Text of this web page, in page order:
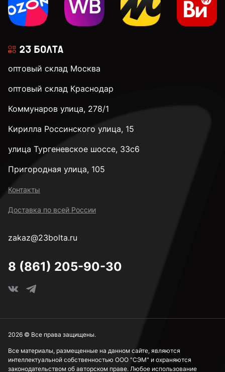
оптовый склад Москва
оптовый склад Краснодар
Коммунаров улица, 278/1
Кирилла Россинского улица, 15
улица Тургеневское шоссе, 33с6
Пригородная улица, 105
Контакты
Доставка по всей России
zakaz@23bolta.ru
8 (861) 205-90-30
Все материалы, размещенные на данном сайте, являются
интеллектуальной собственностью ООО "СЭМ" и охраняются
законодательством об авторском праве. Любое использование
2026 © Все права защищены.